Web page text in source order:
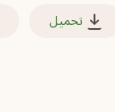
تحميل